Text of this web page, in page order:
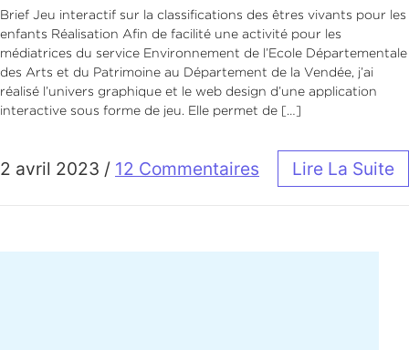
Brief Jeu interactif sur la classifications des êtres vivants pour les
enfants Réalisation Afin de facilité une activité pour les
médiatrices du service Environnement de l’Ecole Départementale
des Arts et du Patrimoine au Département de la Vendée, j’ai
réalisé l’univers graphique et le web design d’une application
interactive sous forme de jeu. Elle permet de […]
2 avril 2023 / 12 Commentaires Lire La Suite